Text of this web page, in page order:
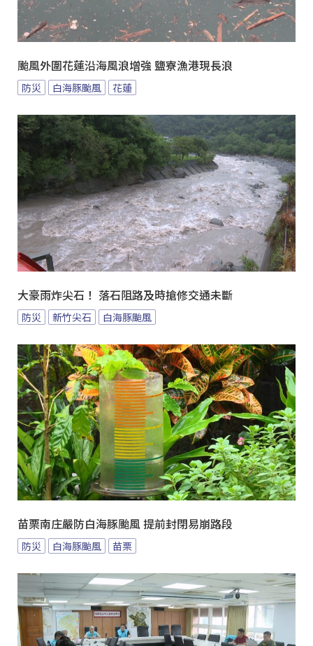
颱風外圍花蓮沿海風浪增強 鹽寮漁港現長浪
防災 白海豚颱風 花蓮
大豪雨炸尖石！ 落石阻路及時搶修交通未斷
防災 新竹尖石 白海豚颱風
苗栗南庄嚴防白海豚颱風 提前封閉易崩路段
防災 白海豚颱風 苗栗